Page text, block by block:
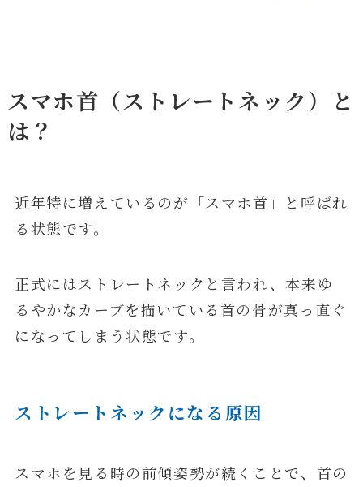
スマホ首（ストレートネック）と
は？
近年特に増えているのが「スマホ首」と呼ばれ
る状態です。
正式にはストレートネックと言われ、本来ゆ
るやかなカーブを描いている首の骨が真っ直ぐ
になってしまう状態です。
ストレートネックになる原因
スマホを見る時の前傾姿勢が続くことで、首の